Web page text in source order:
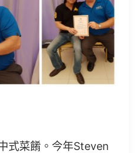
式菜餚。今年Steven